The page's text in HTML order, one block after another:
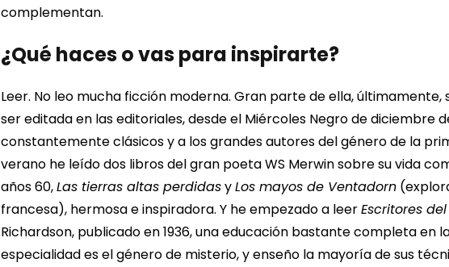
complementan.
¿Qué haces o vas para inspirarte?
Leer. No leo mucha ficción moderna. Gran parte de ella,
ser editada en las editoriales, desde el Miércoles Negro de diciembre
constantemente clásicos y a los grandes autores del género de la
verano he leído dos libros del gran poeta WS Merwin sobre su vida
años 60,Las tierras altas perdidasyLos mayos de Ventadorn
francesa), hermosa e inspiradora. Y he empezado a leerEscritores
Richardson, publicado en 1936, una educación bastante completa en
especialidad es el género de misterio, y enseño la mayoría de sus